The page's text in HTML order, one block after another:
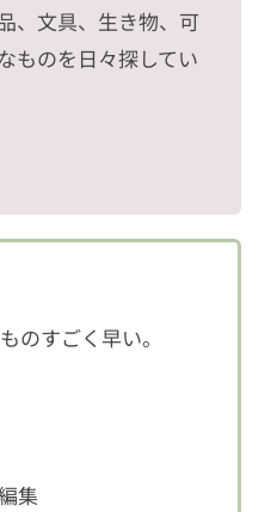
、文具、生き物、可
ものを日々探してい
のすごく早い。
集